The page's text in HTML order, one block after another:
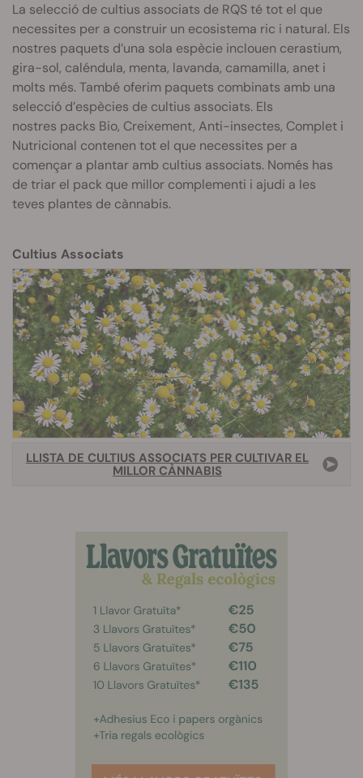
La selecció de cultius associats de RQS té tot el que
necessites per a construir un ecosistema ric i natural. Els
nostres paquets d’una sola espècie inclouen cerastium,
gira-sol, caléndula, menta, lavanda, camamilla, anet i
molts més. També oferim paquets combinats amb una
selecció d’espècies de cultius associats. Els
nostres packs Bio, Creixement, Anti-insectes, Complet i
Nutricional contenen tot el que necessites per a
començar a plantar amb cultius associats. Només has
de triar el pack que millor complementi i ajudi a les
teves plantes de cànnabis.
Cultius Associats
LLISTA DE CULTIUS ASSOCIATS PER CULTIVAR EL
MILLOR CÀNNABIS